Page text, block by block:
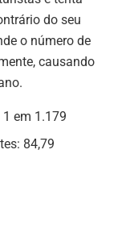
do seu
o número de
causando
em 1.179
84,79